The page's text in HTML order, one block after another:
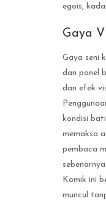
egois,
Gaya
Gaya seni
dan panel
dan efek
kondisi
memaksa
pembaca
Komik ini
muncul